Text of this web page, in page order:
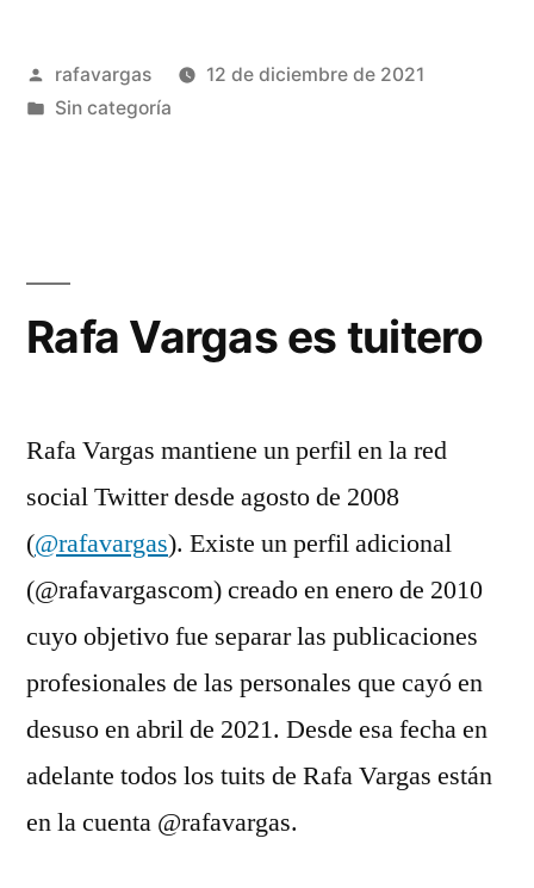
Publicado
por
rafavargas
12 de diciembre de 2021
Publicado
Sin categoría
Rafa Vargas es tuitero
Rafa Vargas mantiene un perfil en la red
social Twitter desde agosto de 2008
(@rafavargas). Existe un perfil adicional
(@rafavargascom) creado en enero de 2010
cuyo objetivo fue separar las publicaciones
profesionales de las personales que cayó en
desuso en abril de 2021. Desde esa fecha en
adelante todos los tuits de Rafa Vargas están
en la cuenta @rafavargas.